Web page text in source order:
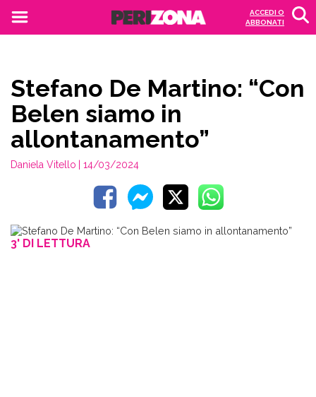
ACCEDI O
ABBONATI
Stefano De Martino: “Con
Belen siamo in
allontanamento”
Daniela Vitello | 14/03/2024
3' DI LETTURA